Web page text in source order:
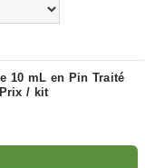
10 mL en Pin Traité
/ kit